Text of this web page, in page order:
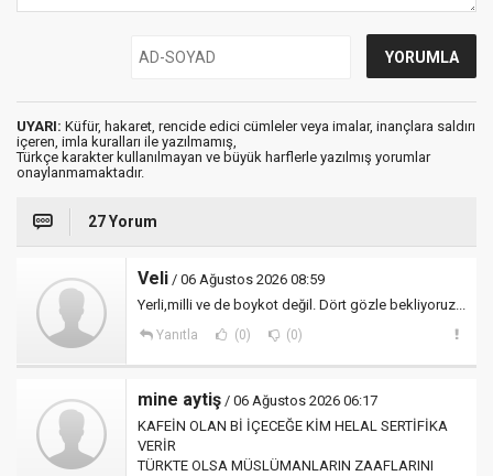
UYARI: Küfür, hakaret, rencide edici cümleler veya imalar, inançlara saldırı
içeren, imla kuralları ile yazılmamış,
Türkçe karakter kullanılmayan ve büyük harflerle yazılmış yorumlar
onaylanmamaktadır.
27 Yorum
Veli / 06 Ağustos 2026 08:59
Yerli,milli ve de boykot değil. Dört gözle bekliyoruz...
Yanıtla (0) (0)
mine aytiş / 06 Ağustos 2026 06:17
KAFEİN OLAN Bİ İÇECEĞE KİM HELAL SERTİFİKA
VERİR
TÜRKTE OLSA MÜSLÜMANLARIN ZAAFLARINI